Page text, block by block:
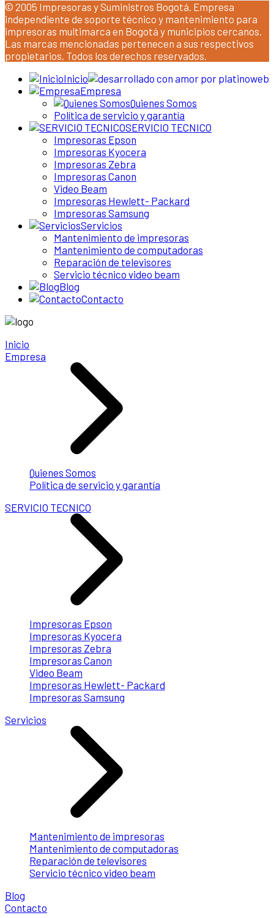
© 2005 Impresoras y Suministros Bogotá. Empresa
independiente de soporte técnico y mantenimiento para
impresoras multimarca en Bogotá y municipios cercanos.
Las marcas mencionadas pertenecen a sus respectivos
propietarios. Todos los derechos reservados.
Inicio
Empresa
Quienes Somos
Política de servicio y garantía
SERVICIO TECNICO
Impresoras Epson
Impresoras Kyocera
Impresoras Zebra
Impresoras Canon
Video Beam
Impresoras Hewlett- Packard
Impresoras Samsung
Servicios
Mantenimiento de impresoras
Mantenimiento de computadoras
Reparación de televisores
Servicio técnico video beam
Blog
Contacto
Inicio
Empresa
Quienes Somos
Política de servicio y garantía
SERVICIO TECNICO
Impresoras Epson
Impresoras Kyocera
Impresoras Zebra
Impresoras Canon
Video Beam
Impresoras Hewlett- Packard
Impresoras Samsung
Servicios
Mantenimiento de impresoras
Mantenimiento de computadoras
Reparación de televisores
Servicio técnico video beam
Blog
Contacto